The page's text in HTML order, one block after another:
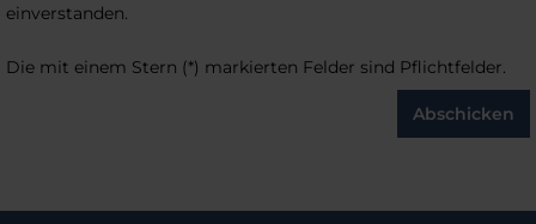
einverstanden.
Die mit einem Stern (*) markierten Felder sind Pflichtfelder.
Abschicken